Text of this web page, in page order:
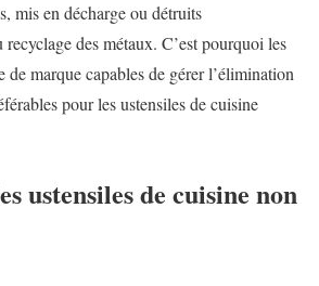
mis en décharge ou détruits
des métaux. C’est pourquoi les
de marque capables de gérer l’élimination
pour les ustensiles de cuisine
ustensiles de cuisine non